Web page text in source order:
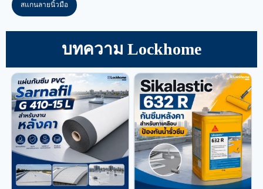
สแกนลายนิ้วมือ
บทความ Lockhome